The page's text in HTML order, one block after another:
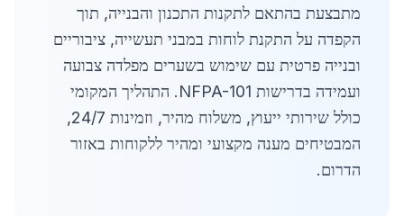
מתבצעת בהתאם לתקנות התכנון והבנייה, תוך
הקפדה על התקנת לוחות במבני תעשייה, ציבוריים
ובנייה פרטית עם שימוש בשערים מפלדה צבועה
ועמידה בדרישות NFPA-101. התהליך המקומי
כולל שירותי ייעוץ, משלוח מהיר, וזמינות 24/7,
המבטיחים מענה מקצועי ומהיר ללקוחות באזור
הדרום.